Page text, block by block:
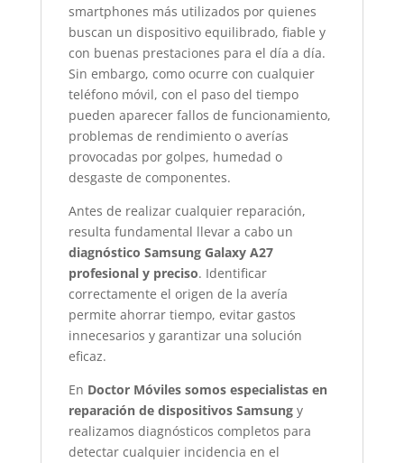
smartphones más utilizados por quienes
buscan un dispositivo equilibrado, fiable y
con buenas prestaciones para el día a día.
Sin embargo, como ocurre con cualquier
teléfono móvil, con el paso del tiempo
pueden aparecer fallos de funcionamiento,
problemas de rendimiento o averías
provocadas por golpes, humedad o
desgaste de componentes.
Antes de realizar cualquier reparación,
resulta fundamental llevar a cabo un
diagnóstico Samsung Galaxy A27
profesional y preciso. Identificar
correctamente el origen de la avería
permite ahorrar tiempo, evitar gastos
innecesarios y garantizar una solución
eficaz.
En Doctor Móviles somos especialistas en
reparación de dispositivos Samsungy
realizamos diagnósticos completos para
detectar cualquier incidencia en el